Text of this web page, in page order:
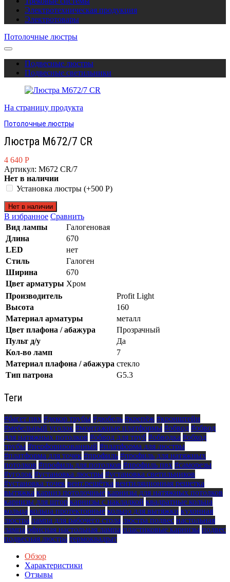
Электротехническая продукция
Электротовары
Потолочные люстры
Подвесные люстры
Подвесные светильники
На страницу продукта
Потолочные люстры
Люстра M672/7 CR
4 640 Р
Артикул: M672 CR/7
Нет в наличии
Установка люстры (+500 Р)
Нет в наличии
В избранное Сравнить
Вид лампы
Галогеновая
Длина
670
LED
нет
Стиль
Галоген
Ширина
670
Цвет арматуры Хром
Производитель
Profit Light
Высота
160
Материал арматуры
металл
Цвет плафона / абажура
Прозрачный
Пульт д/у
Да
Кол-во ламп
7
Материал плафона / абажура стекло
Тип патрона
G5.3
Теги
#багет пвх #декор трубы #дюбель #крепёж #кронштейн
#мебельный уголок #монтажные платформы #обвод #обвод
для натяжных потолков #обвод для труб #обводка #обход
трубы #перфорированный #платформа для люстры
#платформа для точек #профиль #профиль для натяжных
потолков #профиль для потолков #профиль пвх #саморезы
#уголок #установка люстры #установка светильников
#установка точек вент.решётка вентиляционная решетка
вытяжка карниз потолочные карнизы для натяжных потолков
карнизы для штор карнизы с накладкой квадратные кольца
кольца кольца протекторные кольцо для вытяжки кухонная
люстра лампа для рабочего стола люстра подвес настольная
лампа офисная настольная лампа пластиковые карнизы подвес
подвесная люстра термоквадрат
Обзор
Характеристики
Отзывы